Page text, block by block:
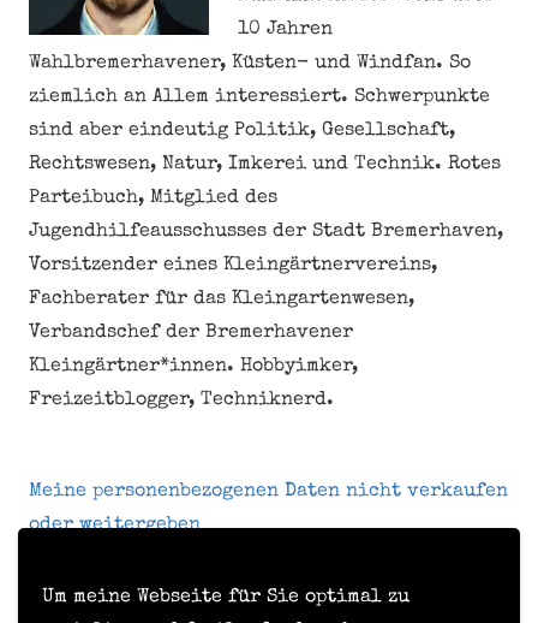
Um meine Webseite für Sie optimal zu
10 Jahren
Wahlbremerhavener, Küsten- und Windfan. So
ziemlich an Allem interessiert. Schwerpunkte
sind aber eindeutig Politik, Gesellschaft,
Rechtswesen, Natur, Imkerei und Technik. Rotes
Parteibuch, Mitglied des
Jugendhilfeausschusses der Stadt Bremerhaven,
Vorsitzender eines Kleingärtnervereins,
Fachberater für das Kleingartenwesen,
Verbandschef der Bremerhavener
Kleingärtner*innen. Hobbyimker,
Freizeitblogger, Techniknerd.
Meine personenbezogenen Daten nicht verkaufen
oder weitergeben